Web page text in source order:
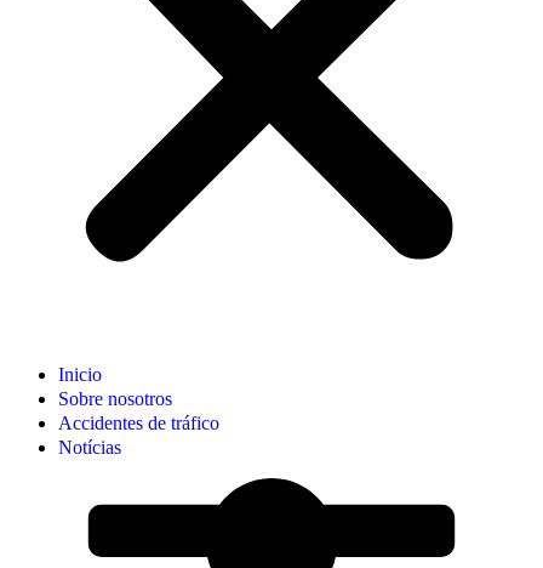
Inicio
Sobre nosotros
Accidentes de tráfico
Notícias